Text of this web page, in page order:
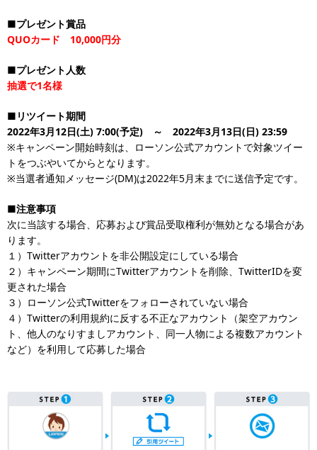
■プレゼント賞品
QUOカード 10,000円分
■プレゼント人数
抽選で1名様
■リツイート期間
2022年3月12日(土) 7:00(予定) ～ 2022年3月13日(日) 23:59
※キャンペーン開始時刻は、ローソン公式アカウントで対象ツイー
トをつぶやいてからとなります。
※当選者通知メッセージ(DM)は2022年5月末までに送信予定です。
■注意事項
次に当該する場合、応募および賞品受取権利が無効となる場合があ
ります。
１）Twitterアカウントを非公開設定にしている場合
２）キャンペーン期間にTwitterアカウントを削除、TwitterIDを変
更された場合
３）ローソン公式Twitterをフォローされていない場合
４）Twitterの利用規約に反する不正なアカウント（架空アカウン
ト、他人のなりすましアカウント、同一人物による複数アカウント
など）を利用して応募した場合